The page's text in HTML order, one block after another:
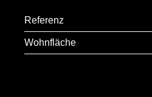
Referenz
Wohnfläche